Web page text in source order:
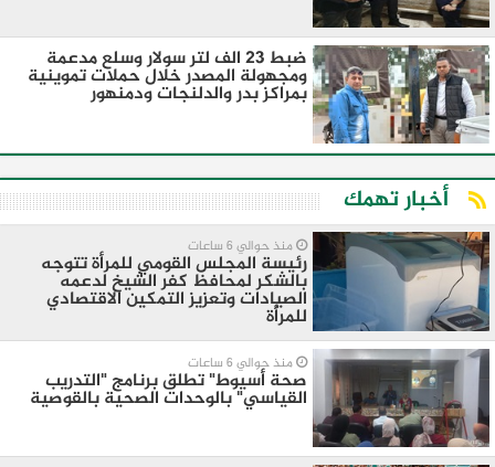
ضبط 23 الف لتر سولار وسلع مدعمة
ومجهولة المصدر خلال حملات تموينية
بمراكز بدر والدلنجات ودمنهور
أخبار تهمك
منذ حوالي 6 ساعات
رئيسة المجلس القومي للمرأة تتوجه
بالشكر لمحافظ كفر الشيخ لدعمه
الصيادات وتعزيز التمكين الاقتصادي
للمرأة
منذ حوالي 6 ساعات
صحة أسيوط" تطلق برنامج "التدريب
القياسي" بالوحدات الصحية بالقوصية